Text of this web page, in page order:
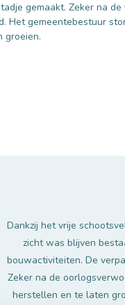
gemaakt. Zeker na
Het gemeentebestuur
groeien.
Dankzij het vrije
zicht was blijven
bouwactiviteiten. De
Zeker na de
herstellen en te laten